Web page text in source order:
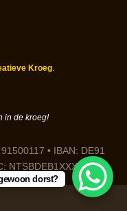
Kroeg.
in de kroeg!
• IBAN: DE91
NTSBDEB1XXX
dorst?